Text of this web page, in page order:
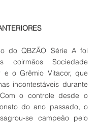
do QBZÃO Série A foi
coirmãos Sociedade
e o Grêmio Vitacor, que
incontestáveis durante
o controle desde o
do ano passado, o
se campeão pelo